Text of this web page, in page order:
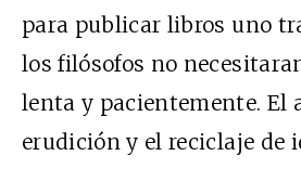
para publicar libros uno
los filósofos no
lenta y pacientemente. El
erudición y el reciclaje de